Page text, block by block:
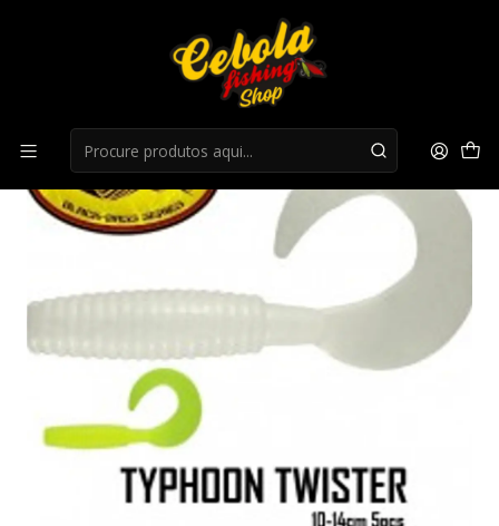
Amostra BAITSFISHING Typhoon Twister